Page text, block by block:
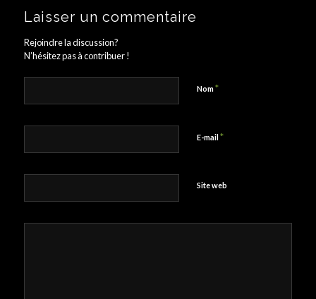
Laisser un commentaire
Rejoindre la discussion?
N’hésitez pas à contribuer !
Nom*
E-mail *
Site web